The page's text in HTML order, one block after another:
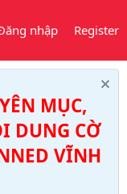
nhập Register
MỤC,
DUNG CỜ
VĨNH